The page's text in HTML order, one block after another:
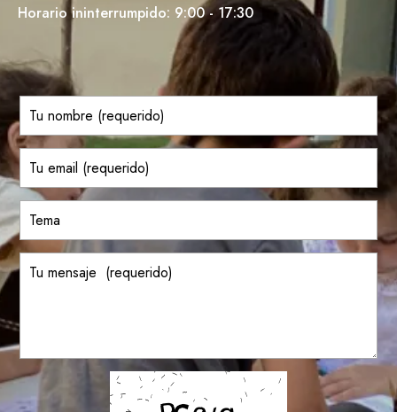
Horario ininterrumpido: 9:00 - 17:30